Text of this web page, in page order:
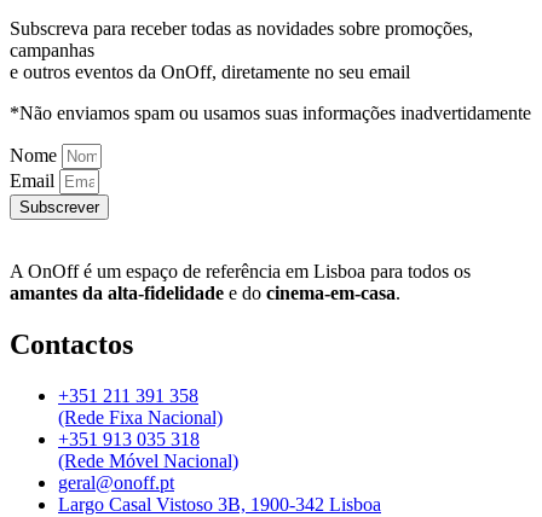
Subscreva para receber todas as novidades sobre promoções,
campanhas
e outros eventos da OnOff, diretamente no seu email
*Não enviamos spam ou usamos suas informações inadvertidamente
Nome
Email
Subscrever
A OnOff é um espaço de referência em Lisboa para todos os
amantes da alta-fidelidade e do cinema-em-casa.
Contactos
+351 211 391 358
(Rede Fixa Nacional)
+351 913 035 318
(Rede Móvel Nacional)
geral@onoff.pt
Largo Casal Vistoso 3B, 1900-342 Lisboa